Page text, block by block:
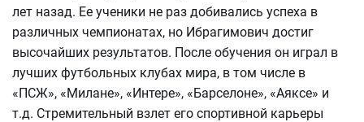
лет назад. Ее ученики не раз добивались успеха в
различных чемпионатах, но Ибрагимович достиг
высочайших результатов. После обучения он играл в
лучших футбольных клубах мира, в том числе в
«ПСЖ», «Милане», «Интере», «Барселоне», «Аяксе» и
т.д. Стремительный взлет его спортивной карьеры